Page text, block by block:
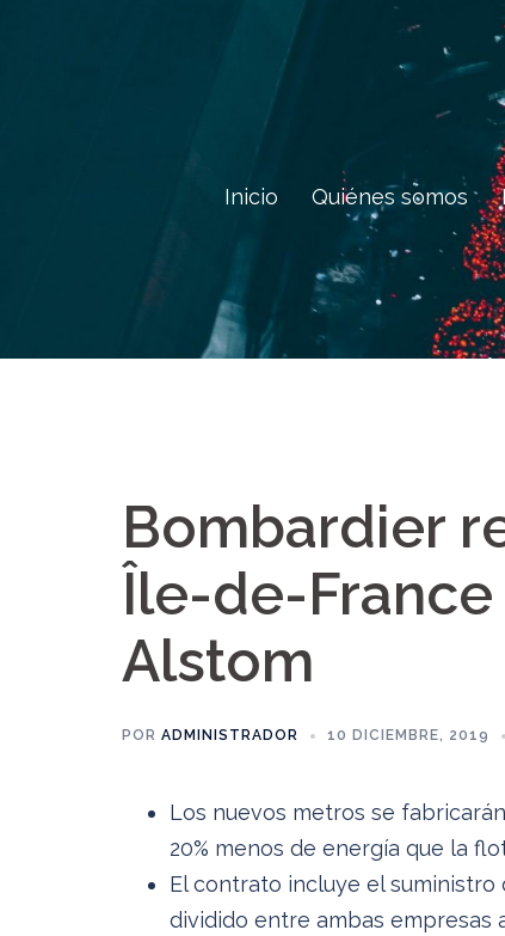
Inicio Quiénes somos
Bombardier
Île-de-
Alstom
POR ADMINISTRADOR 10 DICIEMBRE, 2019
Los nuevos metros se
20% menos de energía que la
El contrato incluye el
dividido entre ambas empresas